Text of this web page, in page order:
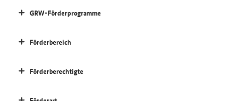
GRW-Förderprogramme
Förderbereich
Förderberechtigte